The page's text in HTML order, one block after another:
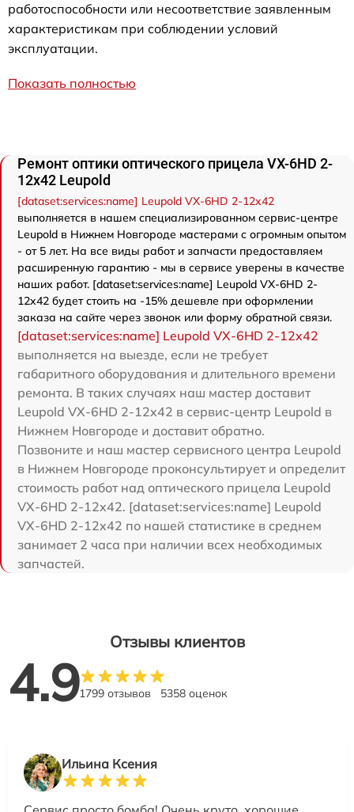
работоспособности или несоответствие заявленным
характеристикам при соблюдении условий
эксплуатации.
Показать полностью
Ремонт оптики оптического прицела VX-6HD 2-
12x42 Leupold
[dataset:services:name] Leupold VX-6HD 2-12x42
выполняется в нашем специализированном сервис-центре
Leupold в Нижнем Новгороде мастерами с огромным опытом
- от 5 лет. На все виды работ и запчасти предоставляем
расширенную гарантию - мы в сервисе уверены в качестве
наших работ. [dataset:services:name] Leupold VX-6HD 2-
12x42 будет стоить на -15% дешевле при оформлении
заказа на сайте через звонок или форму обратной связи.
[dataset:services:name] Leupold VX-6HD 2-12x42
выполняется на выезде, если не требует
габаритного оборудования и длительного времени
ремонта. В таких случаях наш мастер доставит
Leupold VX-6HD 2-12x42 в сервис-центр Leupold в
Нижнем Новгороде и доставит обратно.
Позвоните и наш мастер сервисного центра Leupold
в Нижнем Новгороде проконсультирует и определит
стоимость работ над оптического прицела Leupold
VX-6HD 2-12x42. [dataset:services:name] Leupold
VX-6HD 2-12x42 по нашей статистике в среднем
занимает 2 часа при наличии всех необходимых
запчастей.
Отзывы клиентов
4.91799 отзывов 5358 оценок
Ильина Ксения